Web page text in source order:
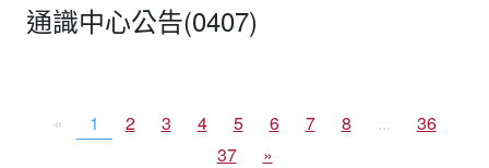
通識中心公告(0407)
« 1 2 3 4 5 6 7 8 ...
36
37
»